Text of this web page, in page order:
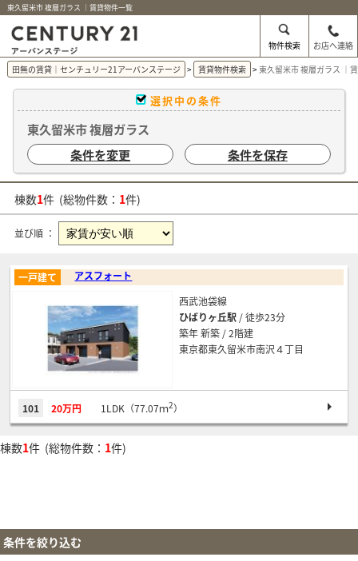
東久留米市 複層ガラス ｜賃貸物件一覧
物件検索
お店へ連絡
田無の賃貸｜センチュリー21アーバンステージ
賃貸物件検索 東久留米市 複層ガラス ｜
選択中の条件
東久留米市 複層ガラス
条件を変更
条件を保存
棟数1件 (総物件数： 1件)
並び順 ：
アスフォート
一戸建て
西武池袋線
ひばりヶ丘駅 / 徒歩23分
築年 新築 / 2階建
東京都東久留米市南沢４丁目
101 20万円 1LDK（77.07ｍ2）
棟数1件 (総物件数： 1件)
条件を絞り込む